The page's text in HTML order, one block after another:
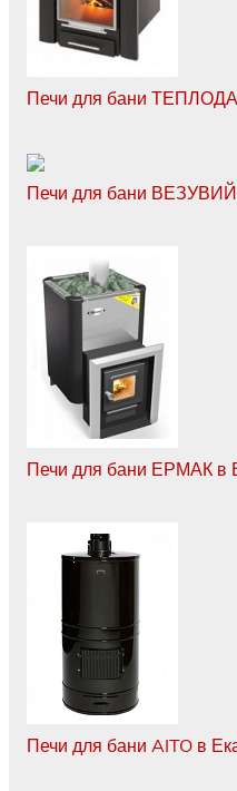
Печи для бани
Печи для бани ВЕЗУВИЙ
Печи для бани ЕРМАК в
Печи для бани AITO в